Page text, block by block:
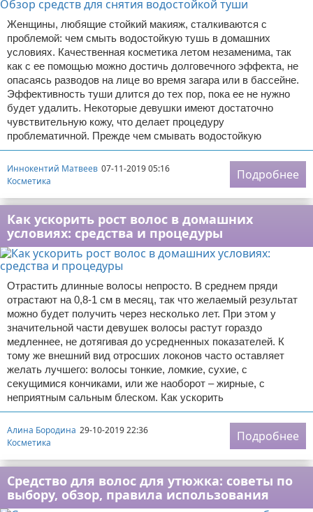
Женщины, любящие стойкий макияж, сталкиваются с
проблемой: чем смыть водостойкую тушь в домашних
условиях. Качественная косметика летом незаменима, так
как с ее помощью можно достичь долговечного эффекта, не
опасаясь разводов на лице во время загара или в бассейне.
Эффективность туши длится до тех пор, пока ее не нужно
будет удалить. Некоторые девушки имеют достаточно
чувствительную кожу, что делает процедуру
проблематичной. Прежде чем смывать водостойкую
Иннокентий Матвеев 07-11-2019 05:16
Косметика
Подробнее
Как ускорить рост волос в домашних
условиях: средства и процедуры
Отрастить длинные волосы непросто. В среднем пряди
отрастают на 0,8-1 см в месяц, так что желаемый результат
можно будет получить через несколько лет. При этом у
значительной части девушек волосы растут гораздо
медленнее, не дотягивая до усредненных показателей. К
тому же внешний вид отросших локонов часто оставляет
желать лучшего: волосы тонкие, ломкие, сухие, с
секущимися кончиками, или же наоборот – жирные, с
неприятным сальным блеском. Как ускорить
Алина Бородина 29-10-2019 22:36
Косметика
Подробнее
Средство для волос для утюжка: советы по
выбору, обзор, правила использования